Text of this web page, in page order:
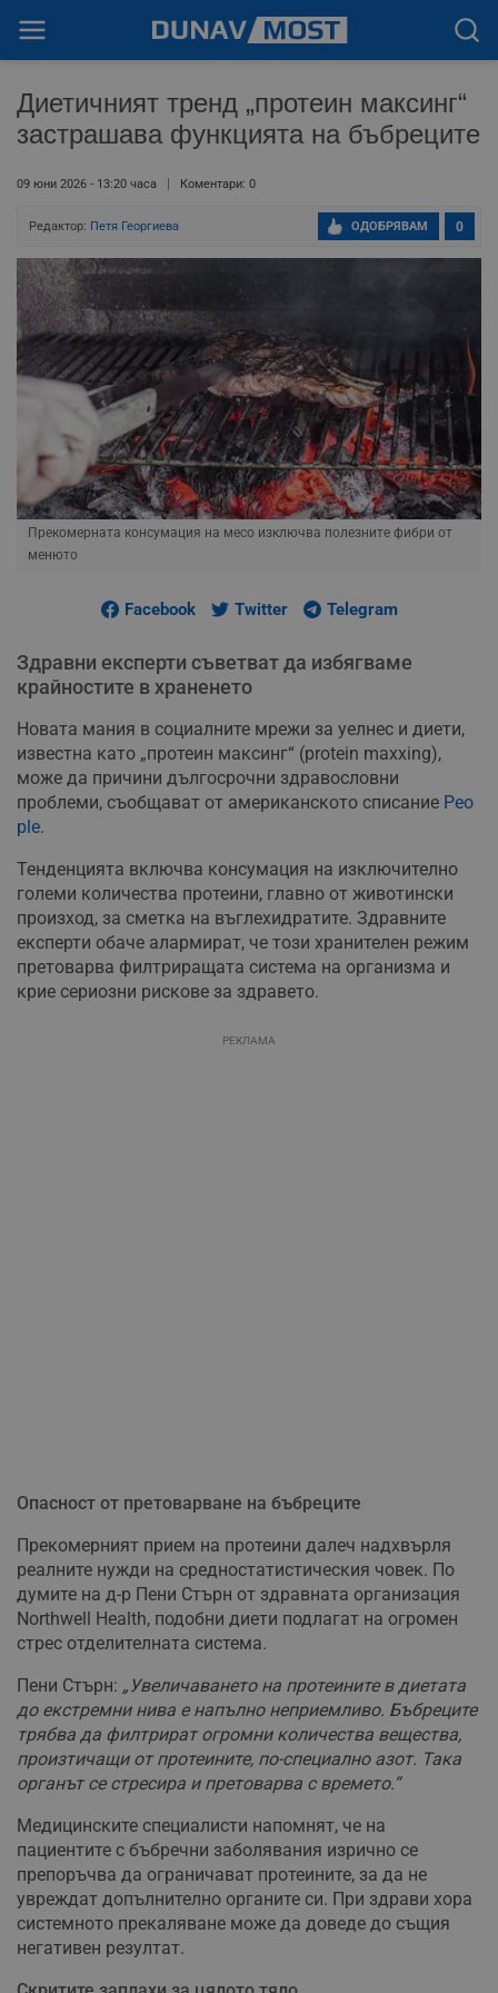
Диетичният тренд „протеин максинг“
застрашава функцията на бъбреците
09 юни 2026 - 13:20 часа Коментари: 0
Редактор: Петя Георгиева 0
ОДОБРЯВАМ
Прекомерната консумация на месо изключва полезните фибри от
менюто
Facebook Twitter Telegram
Здравни експерти съветват да избягваме
крайностите в храненето
Новата мания в социалните мрежи за уелнес и диети,
известна като „протеин максинг“ (protein maxxing),
може да причини дългосрочни здравословни
проблеми, съобщават от американското списание Peo
ple.
Тенденцията включва консумация на изключително
големи количества протеини, главно от животински
произход, за сметка на въглехидратите. Здравните
експерти обаче алармират, че този хранителен режим
претоварва филтриращата система на организма и
крие сериозни рискове за здравето.
РЕКЛАМА
Опасност от претоварване на бъбреците
Прекомерният прием на протеини далеч надхвърля
реалните нужди на средностатистическия човек. По
думите на д-р Пени Стърн от здравната организация
Northwell Health, подобни диети подлагат на огромен
стрес отделителната система.
Пени Стърн: „Увеличаването на протеините в диетата
до екстремни нива е напълно неприемливо. Бъбреците
трябва да филтрират огромни количества вещества,
произтичащи от протеините, по-специално азот. Така
органът се стресира и претоварва с времето.“
Медицинските специалисти напомнят, че на
пациентите с бъбречни заболявания изрично се
препоръчва да ограничават протеините, за да не
увреждат допълнително органите си. При здрави хора
системното прекаляване може да доведе до същия
негативен резултат.